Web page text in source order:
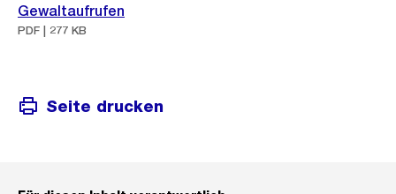
Gewaltaufrufen
PDF | 277 KB
Seite drucken